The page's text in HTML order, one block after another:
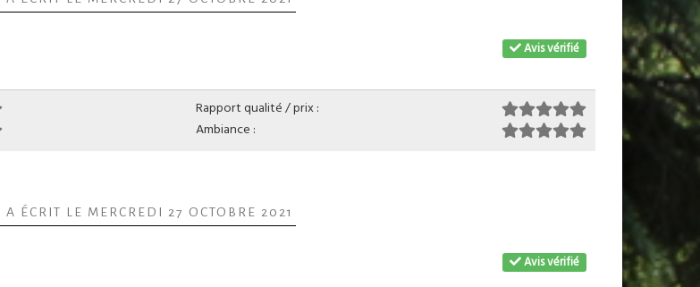
Avis vérifié
Rapport qualité / prix :
Ambiance :
A ÉCRIT LE MERCREDI 27 OCTOBRE 2021
Avis vérifié